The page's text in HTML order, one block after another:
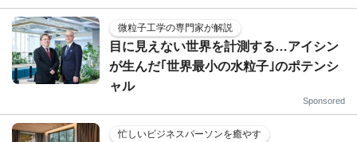
微粒子工学の専門家が解説
目に見えない世界を計測する…アイシン
が生んだ｢世界最小の水粒子｣のポテンシ
ャル
Sponsored
忙しいビジネスパーソンを癒やす